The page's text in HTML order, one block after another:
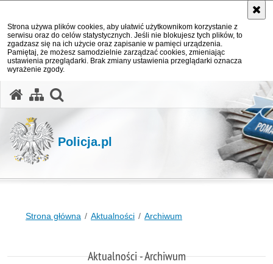
Strona używa plików cookies, aby ułatwić użytkownikom korzystanie z
serwisu oraz do celów statystycznych. Jeśli nie blokujesz tych plików, to
zgadzasz się na ich użycie oraz zapisanie w pamięci urządzenia.
Pamiętaj, że możesz samodzielnie zarządzać cookies, zmieniając
ustawienia przeglądarki. Brak zmiany ustawienia przeglądarki oznacza
wyrażenie zgody.
Policja.pl
Strona główna Aktualności Archiwum
Aktualności - Archiwum